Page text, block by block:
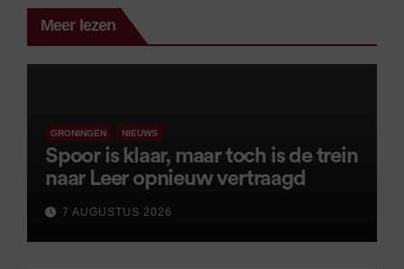
Meer lezen
GRONINGEN NIEUWS
Spoor is klaar, maar toch is de trein
naar Leer opnieuw vertraagd
7 AUGUSTUS 2026